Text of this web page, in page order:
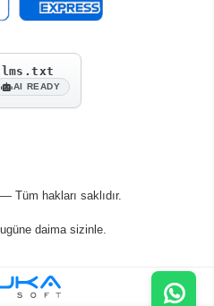
AI READY
Tüm hakları saklıdır.
daima sizinle.